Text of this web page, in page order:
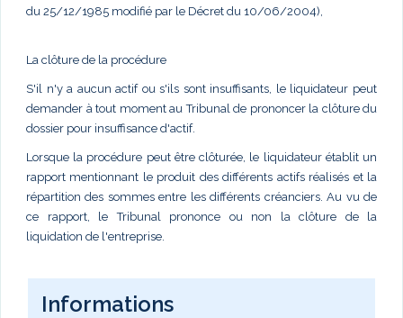
du 25/12/1985 modifié par le Décret du 10/06/2004),
La clôture de la procédure
S'il n'y a aucun actif ou s'ils sont insuffisants, le liquidateur peut
demander à tout moment au Tribunal de prononcer la clôture du
dossier pour insuffisance d'actif.
Lorsque la procédure peut être clôturée, le liquidateur établit un
rapport mentionnant le produit des différents actifs réalisés et la
répartition des sommes entre les différents créanciers. Au vu de
ce rapport, le Tribunal prononce ou non la clôture de la
liquidation de l'entreprise.
Informations